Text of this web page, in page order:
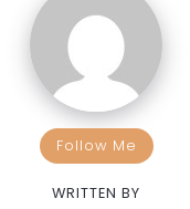
Follow Me
WRITTEN BY